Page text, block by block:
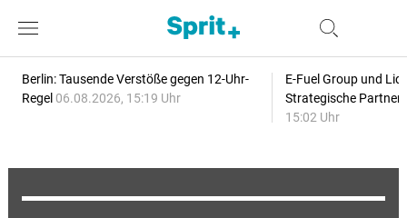
Berlin: Tausende Verstöße gegen 12-Uhr-
Regel 06.08.2026, 15:19 Uhr
E-Fuel Group und
Strategische
15:02 Uhr